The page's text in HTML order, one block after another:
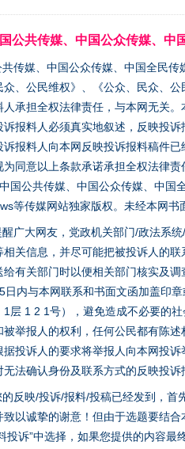
公共传媒、中国公众传媒、中
传媒、中国公众传媒、中国全民
众、公民维权》、《公众、民众、
人承担全权法律责任，与本网无关
诉报料人必须真实地叙述，反映投
诉报料人向本网反映投诉报料稿件
为同意以上条款承诺承担全权法律
国公共传媒、中国公众传媒、中
等传媒网站独家版权。未经本网书
广大网友，党政机关部门/政法系
相关信息，并尽可能把被投诉人的
给有关部门时以便相关部门核实及
日内与本网联系和书面文函加盖印
1层 1 2 1号），避免造成不必要的
被举报人的权利，任何公民都有陈
据投诉人的要求将举报人向本网投
无法确认身份及联系方式的反映投
反映/投诉/报料/投稿已经发到，首
致以诚挚的谢意！但由于选题要结
投诉”中选择，如果您提供的内容